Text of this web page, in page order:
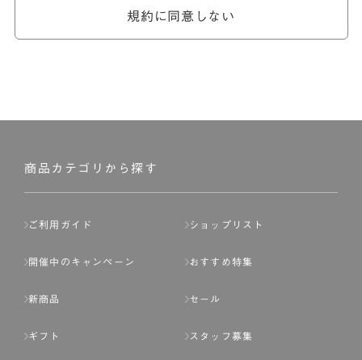
めが優先されるものとします。
ません。
ページへの入力、または弊社が別途指定する方法に従って
基づき判断した場合は、弊社は、その登録を取り消すこと
規約に同意しない
商品カテゴリから探す
ご利用ガイド ショップリスト
開催中のキャンペーン おすすめ特集
新商品 セール
ギフト スタッフ募集